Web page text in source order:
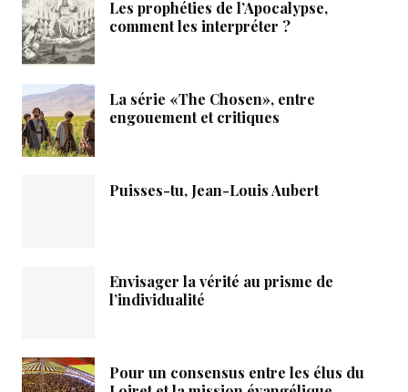
Les prophéties de l’Apocalypse,
comment les interpréter ?
La série «The Chosen», entre
engouement et critiques
Puisses-tu, Jean-Louis Aubert
Envisager la vérité au prisme de
l’individualité
Pour un consensus entre les élus du